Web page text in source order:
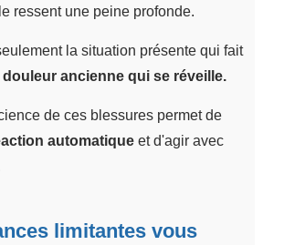
ressent une peine profonde.
la situation présente qui fait
douleur ancienne qui se réveille.
de ces blessures permet de
automatique et d'agir avec
limitantes vous